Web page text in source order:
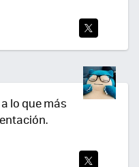
TWI
TEA
R
lo que más